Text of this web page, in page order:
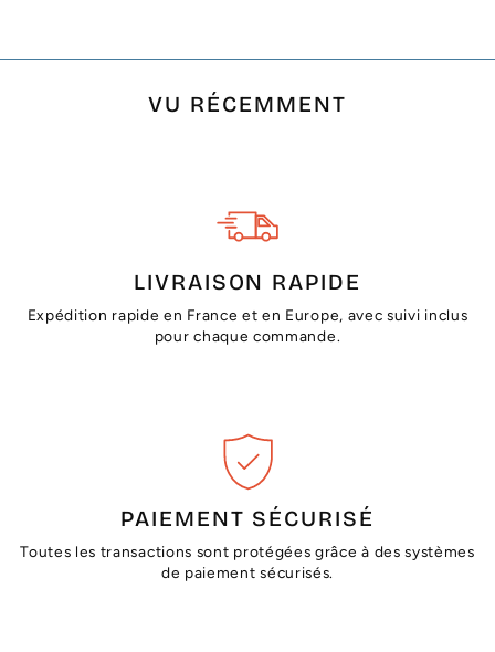
VU RÉCEMMENT
LIVRAISON RAPIDE
Expédition rapide en France et en Europe, avec suivi inclus
pour chaque commande.
PAIEMENT SÉCURISÉ
Toutes les transactions sont protégées grâce à des systèmes
de paiement sécurisés.